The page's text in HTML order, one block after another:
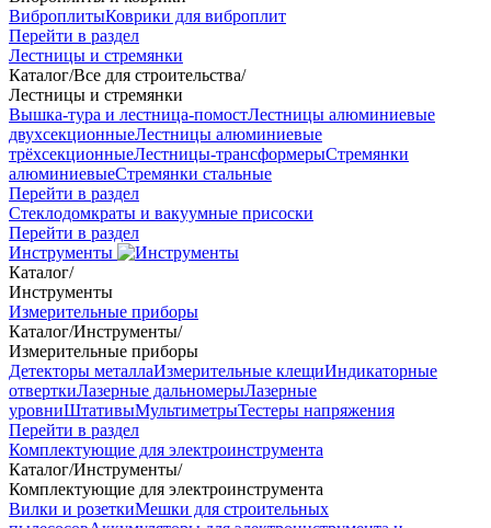
ВиброплитыКоврики для виброплит
Перейти в раздел
Лестницы и стремянки
Каталог/Все для строительства/
Лестницы и стремянки
Вышка-тура и лестница-помостЛестницы алюминиевые
двухсекционныеЛестницы алюминиевые
трёхсекционныеЛестницы-трансформерыСтремянки
алюминиевыеСтремянки стальные
Перейти в раздел
Стеклодомкраты и вакуумные присоски
Перейти в раздел
Инструменты
Каталог/
Инструменты
Измерительные приборы
Каталог/Инструменты/
Измерительные приборы
Детекторы металлаИзмерительные клещиИндикаторные
отверткиЛазерные дальномерыЛазерные
уровниШтативыМультиметрыТестеры напряжения
Перейти в раздел
Комплектующие для электроинструмента
Каталог/Инструменты/
Комплектующие для электроинструмента
Вилки и розеткиМешки для строительных